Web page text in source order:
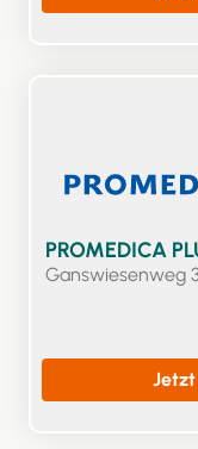
PROMEDICA
Ganswiesenweg